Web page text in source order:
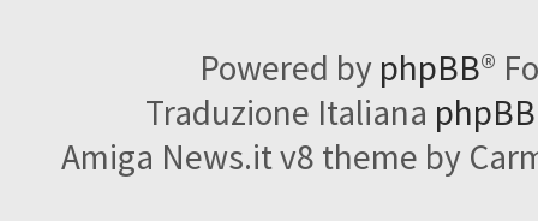
Powered by phpBB®
Traduzione Italiana
Amiga News.it v8 theme by